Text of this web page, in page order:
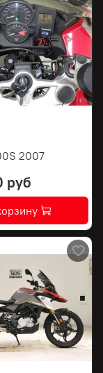
2007
руб